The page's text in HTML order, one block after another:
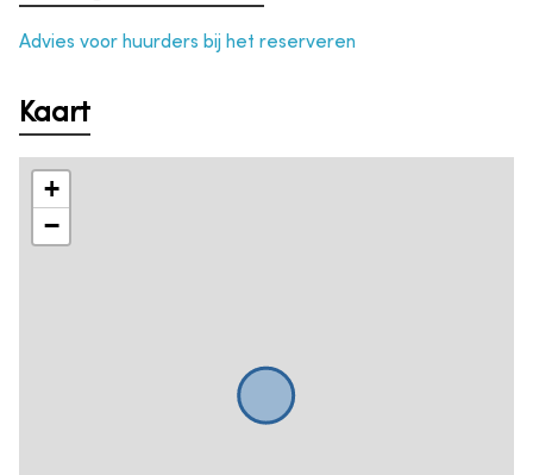
Advies voor huurders bij het reserveren
Kaart
+
−